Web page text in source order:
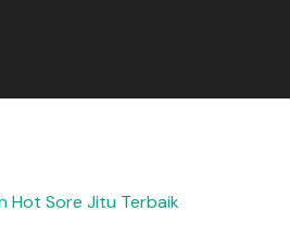
Hot Sore Jitu Terbaik